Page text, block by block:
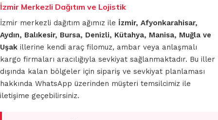
İzmir Merkezli Dağıtım ve Lojistik
İzmir merkezli dağıtım ağımız ile İzmir, Afyonkarahisar,
Aydın, Balıkesir, Bursa, Denizli, Kütahya, Manisa, Muğla ve
Uşak illerine kendi araç filomuz, ambar veya anlaşmalı
kargo firmaları aracılığıyla sevkiyat sağlanmaktadır. Bu iller
dışında kalan bölgeler için sipariş ve sevkiyat planlaması
hakkında WhatsApp üzerinden müşteri temsilcimiz ile
iletişime geçebilirsiniz.